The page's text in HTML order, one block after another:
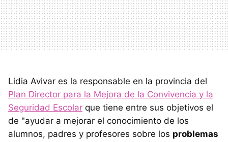
Lidia Avivar es la responsable en la provincia del
Plan Director para la Mejora de la Convivencia y la
Seguridad Escolar que tiene entre sus objetivos el
de "ayudar a mejorar el conocimiento de los
alumnos, padres y profesores sobre los problemas